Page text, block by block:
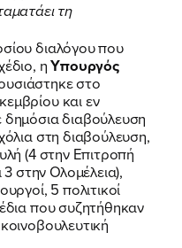
τη
διαλόγου που
ηΥπουργός
στο
και εν
διαβούλευση
στη διαβούλευση,
(4 στην Επιτροπή
στην Ολομέλεια),
5 πολιτικοί
που συζητήθηκαν